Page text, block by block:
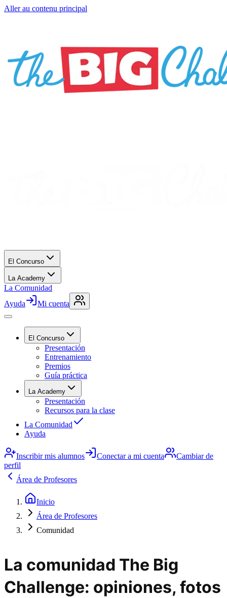
Aller au contenu principal
El Concurso
La Academy
La Comunidad
Ayuda
Mi cuenta
El Concurso
Presentación
Entrenamiento
Premios
Guía práctica
La Academy
Presentación
Recursos para la clase
La Comunidad
Ayuda
Inscribir mis alumnos Conectar a mi cuenta
Cambiar de
perfil
Área de Profesores
Inicio
Área de Profesores
Comunidad
La comunidad The Big
Challenge: opiniones, fotos